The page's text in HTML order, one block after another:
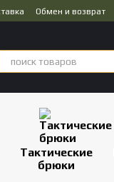
Обмен и возврат
Тактические
брюки